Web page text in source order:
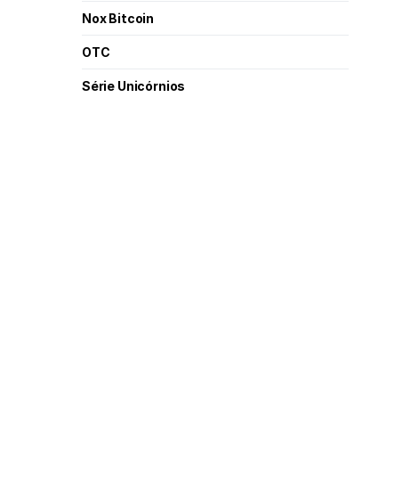
Nox Bitcoin
OTC
Série Unicórnios